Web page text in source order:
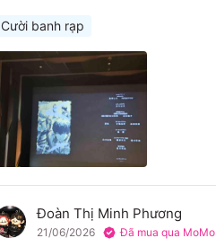
Cười banh rạp
Đ Đoàn Thị Minh Phương
21/06/2026 Đã mua qua MoMo